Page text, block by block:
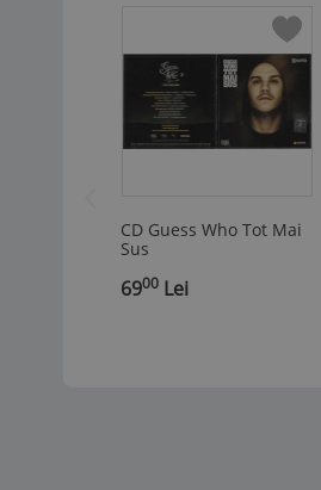
CD Guess Who Tot Mai
Sus
6900Lei